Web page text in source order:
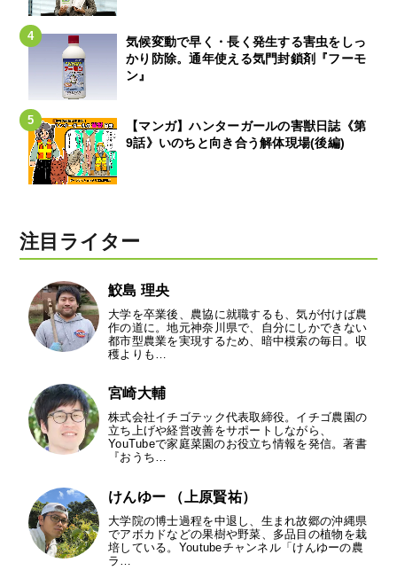
気候変動で早く・長く発生する害虫をしっ
かり防除。通年使える気門封鎖剤『フーモ
ン』
【マンガ】ハンターガールの害獣日誌《第
9話》いのちと向き合う解体現場(後編)
注目ライター
鮫島 理央
大学を卒業後、農協に就職するも、気が付けば農
作の道に。地元神奈川県で、自分にしかできない
都市型農業を実現するため、暗中模索の毎日。収
穫よりも…
宮崎大輔
株式会社イチゴテック代表取締役。イチゴ農園の
立ち上げや経営改善をサポートしながら、
YouTubeで家庭菜園のお役立ち情報を発信。著書
『おうち…
けんゆー （上原賢祐）
大学院の博士過程を中退し、生まれ故郷の沖縄県
でアボカドなどの果樹や野菜、多品目の植物を栽
培している。Youtubeチャンネル「けんゆーの農
ラ…